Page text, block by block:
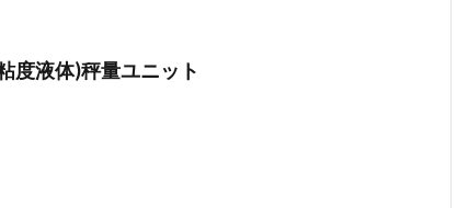
度液体)秤量ユニット